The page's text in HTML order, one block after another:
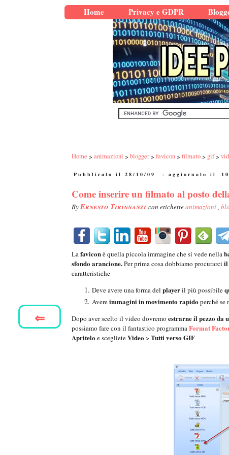
Home Privacy e GDPR
Home animazioni blogger favicon filmato gif
Pubblicato il 28/10/09 - aggiornato il
Come inserire un filmato al posto
ByErnesto Tirinnanzi con etichetteanimazioni,
Lafaviconè quella piccola immagine che si vede nella
sfondo arancione.Per prima cosa dobbiamo procurarci il
caratteristiche
Deve avere una forma del playeril più possibile
Avereimmagini in movimento rapido perché se
Dopo aver scelto il video dovremo estrarne il pezzo da
possiamo fare con il fantastico programma Format
Apritelo e sceglieteVideo >Tutti verso GIF
⇐